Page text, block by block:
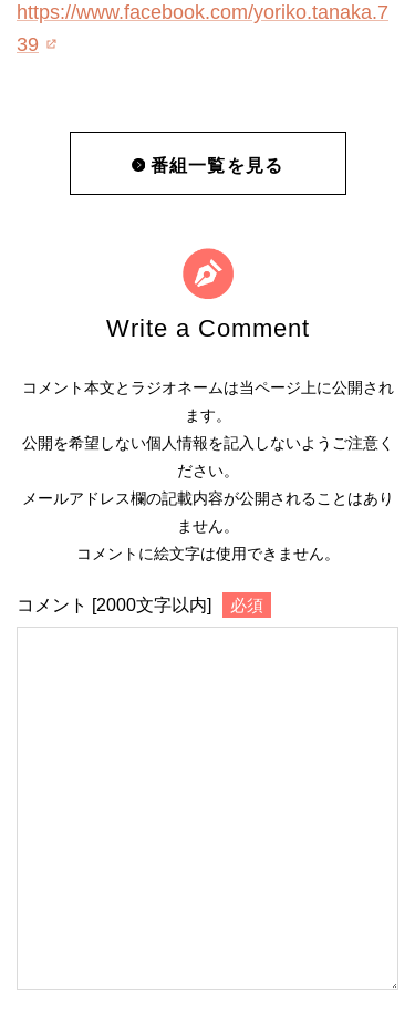
https://www.facebook.com/yoriko.tanaka.7
39
番組一覧を見る
Write a Comment
コメント本文とラジオネームは当ページ上に公開され
ます。
公開を希望しない個人情報を記入しないようご注意く
ださい。
メールアドレス欄の記載内容が公開されることはあり
ません。
コメントに絵文字は使用できません。
コメント [2000文字以内] 必須